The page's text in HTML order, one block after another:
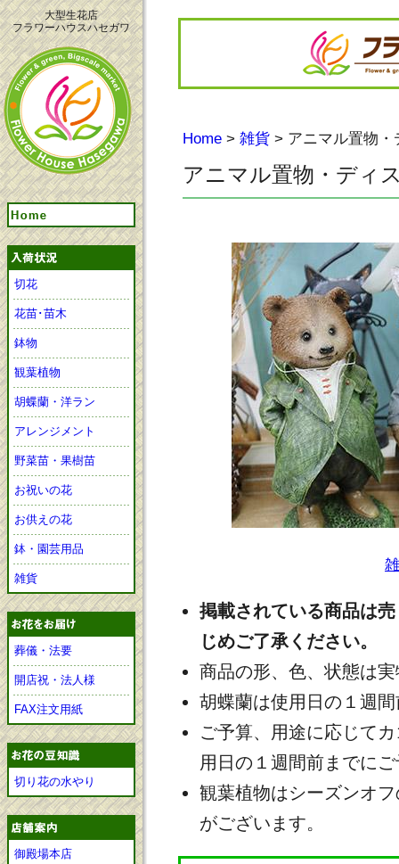
大型生花店
フラワーハウスハセガワ
切花
花苗･苗木
鉢物
観葉植物
胡蝶蘭・洋ラン
アレンジメント
野菜苗・果樹苗
お祝いの花
お供えの花
鉢・園芸用品
雑貨
葬儀・法要
開店祝・法人様
FAX注文用紙
切り花の水やり
御殿場本店
Home > 雑貨 > アニマル置物・
アニマル置物・ディ
掲載されている商品は
じめご了承ください。
商品の形、色、状態は
胡蝶蘭は使用日の１週
ご予算、用途に応じて
用日の１週間前までに
観葉植物はシーズンオ
がございます。